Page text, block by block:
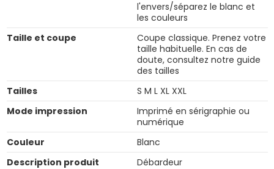
l'envers/séparez le blanc et
les couleurs
Taille et coupe
Coupe classique. Prenez votre
taille habituelle. En cas de
doute, consultez notre guide
des tailles
Tailles
S M L XL XXL
Mode impression
Imprimé en sérigraphie ou
numérique
Couleur
Blanc
Description produit
Débardeur